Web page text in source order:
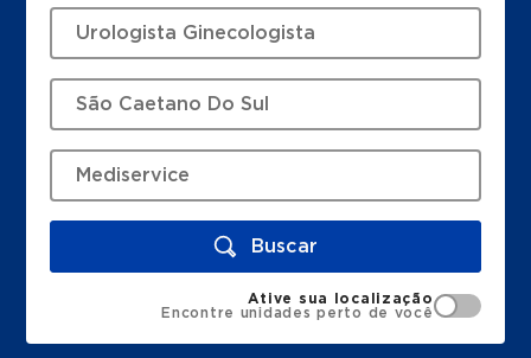
Buscar
Ative sua localização
Encontre unidades perto de você